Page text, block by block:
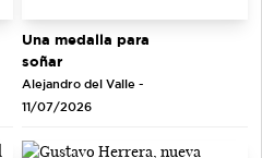
Una medalla para
soñar
Alejandro del Valle -
11/07/2026